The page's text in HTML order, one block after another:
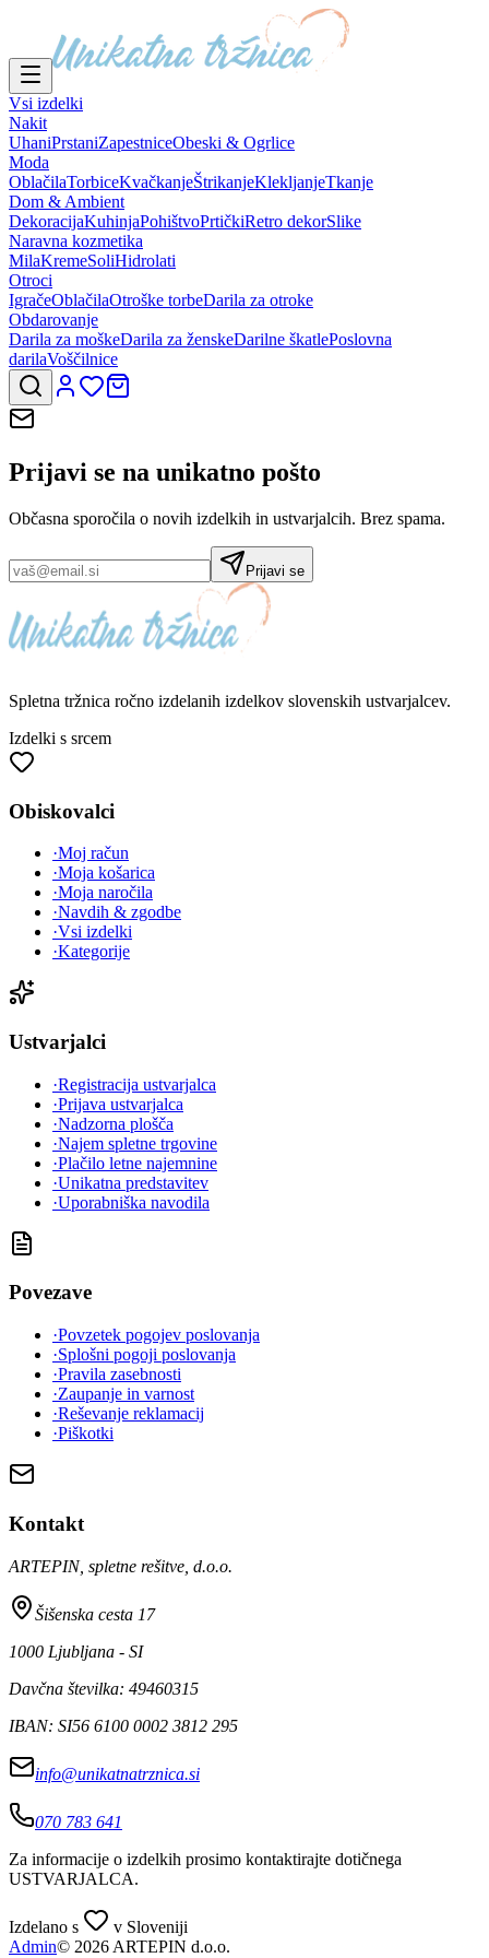
Vsi izdelki
Nakit
UhaniPrstaniZapestniceObeski & Ogrlice
Moda
OblačilaTorbiceKvačkanjeŠtrikanjeKlekljanjeTkanje
Dom & Ambient
DekoracijaKuhinjaPohištvoPrtičkiRetro dekorSlike
Naravna kozmetika
MilaKremeSoliHidrolati
Otroci
IgračeOblačilaOtroške torbeDarila za otroke
Obdarovanje
Darila za moškeDarila za ženskeDarilne škatlePoslovna
darilaVoščilnice
Prijavi se na unikatno pošto
Občasna sporočila o novih izdelkih in ustvarjalcih. Brez spama.
Prijavi se
Spletna tržnica ročno izdelanih izdelkov slovenskih ustvarjalcev.
Izdelki s srcem
Obiskovalci
·Moj račun
·Moja košarica
·Moja naročila
·Navdih & zgodbe
·Vsi izdelki
·Kategorije
Ustvarjalci
·Registracija ustvarjalca
·Prijava ustvarjalca
·Nadzorna plošča
·Najem spletne trgovine
·Plačilo letne najemnine
·Unikatna predstavitev
·Uporabniška navodila
Povezave
·Povzetek pogojev poslovanja
·Splošni pogoji poslovanja
·Pravila zasebnosti
·Zaupanje in varnost
·Reševanje reklamacij
·Piškotki
Kontakt
ARTEPIN, spletne rešitve, d.o.o.
Šišenska cesta 17
1000 Ljubljana - SI
Davčna številka: 49460315
IBAN: SI56 6100 0002 3812 295
info@unikatnatrznica.si
070 783 641
Za informacije o izdelkih prosimo kontaktirajte dotičnega
USTVARJALCA.
Izdelano s
v Sloveniji
Admin© 2026 ARTEPIN d.o.o.